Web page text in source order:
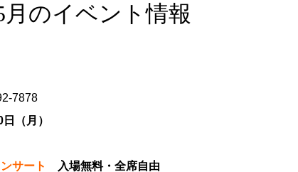
のイベント情報
7878
（月）
ンサート
入場無料・全席自由